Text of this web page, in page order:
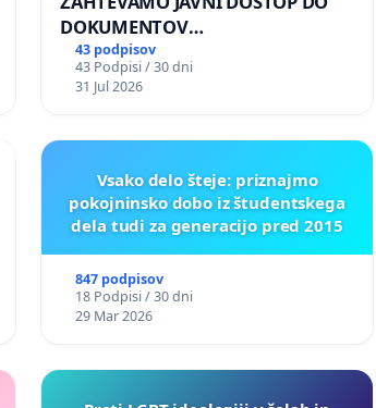
DOKUMENTOV
PARLAMENTARNIH
PREISKOVALNIH KOMISIJ O
ILEGALNI TRGOVINI Z OROŽJEM
43 podpisov
43 Podpisi / 30 dni
31 Jul 2026
Vsako delo šteje: priznajmo
pokojninsko dobo iz študentskega
dela tudi za generacijo pred 2015
847 podpisov
18 Podpisi / 30 dni
29 Mar 2026